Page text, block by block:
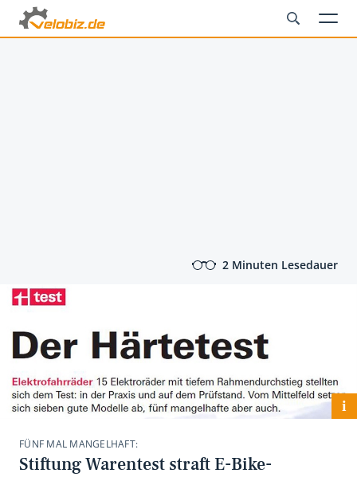
2 Minuten Lesedauer
i
FÜNF MAL MANGELHAFT:
Stiftung Warentest straft E-Bike-